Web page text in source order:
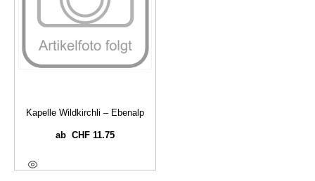
Kapelle Wildkirchli – Ebenalp
ab CHF11.75